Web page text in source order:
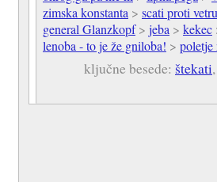
zimska konstanta > scati proti vetru
general Glanzkopf> jeba > kekec
lenoba - to je že gniloba! >
ključne besede: štekati